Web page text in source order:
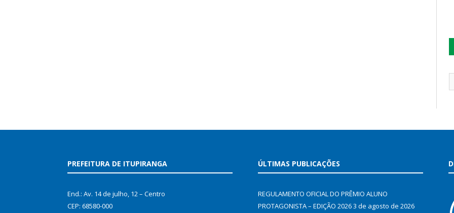
PREFEITURA DE ITUPIRANGA
End.: Av. 14 de julho, 12 – Centro
CEP: 68580-000
ÚLTIMAS PUBLICAÇÕES
REGULAMENTO OFICIAL DO PRÊMIO ALUNO
PROTAGONISTA – EDIÇÃO 20263 de agosto de 2026